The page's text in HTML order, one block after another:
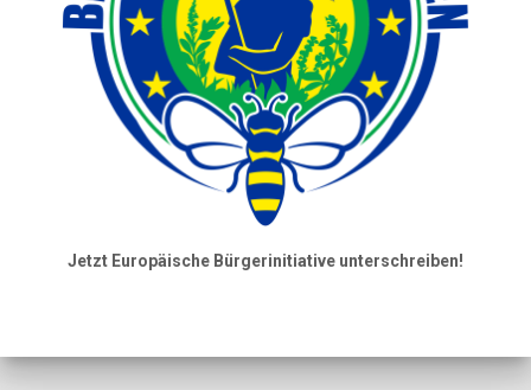
Jetzt Europäische Bürgerinitiative unterschreiben!